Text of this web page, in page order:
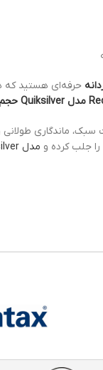
حرفه‌ای هستید که
ماندگاری
جلب کرده و مدل Quiksilver